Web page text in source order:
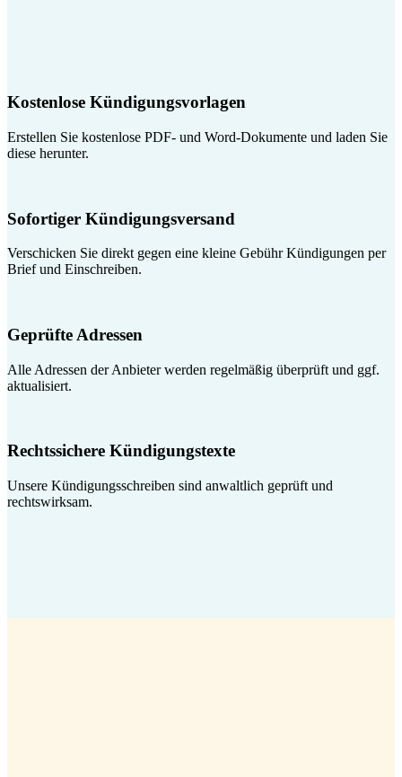
Kostenlose Kündigungsvorlagen
Erstellen Sie kostenlose PDF- und Word-Dokumente und laden Sie
diese herunter.
Sofortiger Kündigungsversand
Verschicken Sie direkt gegen eine kleine Gebühr Kündigungen per
Brief und Einschreiben.
Geprüfte Adressen
Alle Adressen der Anbieter werden regelmäßig überprüft und ggf.
aktualisiert.
Rechtssichere Kündigungstexte
Unsere Kündigungsschreiben sind anwaltlich geprüft und
rechtswirksam.